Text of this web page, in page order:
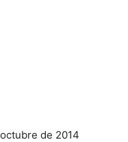
de 2014